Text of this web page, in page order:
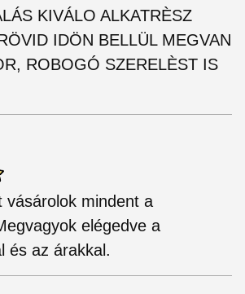
KIVÁLO ALKATRÈSZ
IDÖN BELLÜL MEGVAN
ROBOGÓ SZERELÈST IS
vásárolok mindent a
elégedve a
és az árakkal.